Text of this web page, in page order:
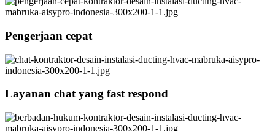
Pengerjaan cepat
Layanan chat yang fast respond